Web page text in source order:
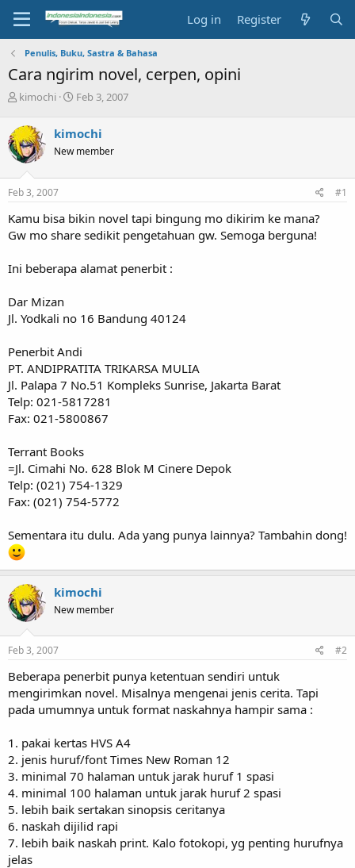
Log in Register
Penulis, Buku, Sastra & Bahasa
Cara ngirim novel, cerpen, opini
T
r
e
a
d
s
t
r
t
r
kimochi
S
r
t
a
Feb 3, 2007
kimochi
New member
Feb 3, 2007 #1
Kamu bisa bikin novel tapi bingung mo dikirim ke mana?
Gw mo share sedikit pengetahuan gw. Semoga berguna!
Ini beberapa alamat penerbit :
Dar Mizan
Jl. Yodkali no 16 Bandung 40124
Penerbit Andi
PT. ANDIPRATITA TRIKARSA MULIA
Jl. Palapa 7 No.51 Kompleks Sunrise, Jakarta Barat
Telp: 021-5817281
Fax: 021-5800867
Terrant Books
=Jl. Cimahi No. 628 Blok M Cinere Depok
Telp: (021) 754-1329
Fax: (021) 754-5772
Sementara itu dulu. Ada yang punya lainnya? Tambahin dong!
kimochi
New member
Feb 3, 2007 #2
Beberapa penerbit punya ketentuan sendiri untuk
mengirimkan novel. Misalnya mengenai jenis cerita. Tapi
pada umumnya untuk format naskahnya hampir sama :
1. pakai kertas HVS A4
2. jenis huruf/font Times New Roman 12
3. minimal 70 halaman untuk jarak huruf 1 spasi
4. minimal 100 halaman untuk jarak huruf 2 spasi
5. lebih baik sertakan sinopsis ceritanya
6. naskah dijilid rapi
7. lebih baik naskah print. Kalo fotokopi, yg penting hurufnya
jelas